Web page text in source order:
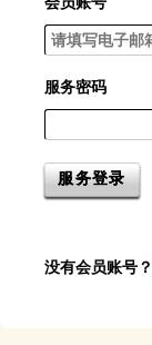
服务密码
没有会员账号？